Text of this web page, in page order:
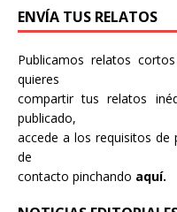
ENVÍA TUS RELATOS
Publicamos relatos
quieres
compartir tus relatos
publicado,
accede a los requisitos de
de
contacto pinchando aquí.